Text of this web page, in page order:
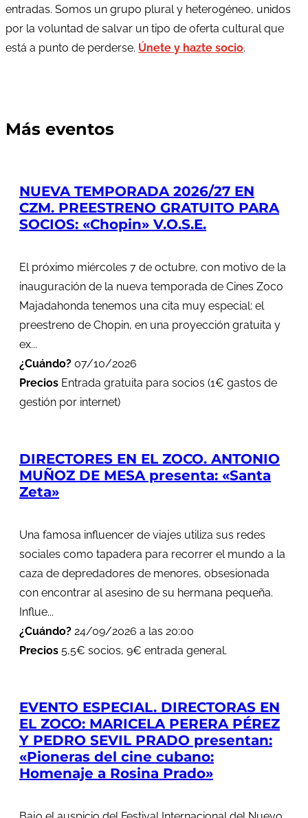
entradas. Somos un grupo plural y heterogéneo, unidos
por la voluntad de salvar un tipo de oferta cultural que
está a punto de perderse. Únete y hazte socio.
Más eventos
NUEVA TEMPORADA 2026/27 EN
CZM. PREESTRENO GRATUITO PARA
SOCIOS: «Chopin» V.O.S.E.
El próximo miércoles 7 de octubre, con motivo de la
inauguración de la nueva temporada de Cines Zoco
Majadahonda tenemos una cita muy especial: el
preestreno de Chopin, en una proyección gratuita y
ex...
¿Cuándo? 07/10/2026
Precios Entrada gratuita para socios (1€ gastos de
gestión por internet)
DIRECTORES EN EL ZOCO. ANTONIO
MUÑOZ DE MESA presenta: «Santa
Zeta»
Una famosa influencer de viajes utiliza sus redes
sociales como tapadera para recorrer el mundo a la
caza de depredadores de menores, obsesionada
con encontrar al asesino de su hermana pequeña.
Influe...
¿Cuándo? 24/09/2026 a las 20:00
Precios 5,5€ socios, 9€ entrada general.
EVENTO ESPECIAL. DIRECTORAS EN
EL ZOCO: MARICELA PERERA PÉREZ
Y PEDRO SEVIL PRADO presentan:
«Pioneras del cine cubano:
Homenaje a Rosina Prado»